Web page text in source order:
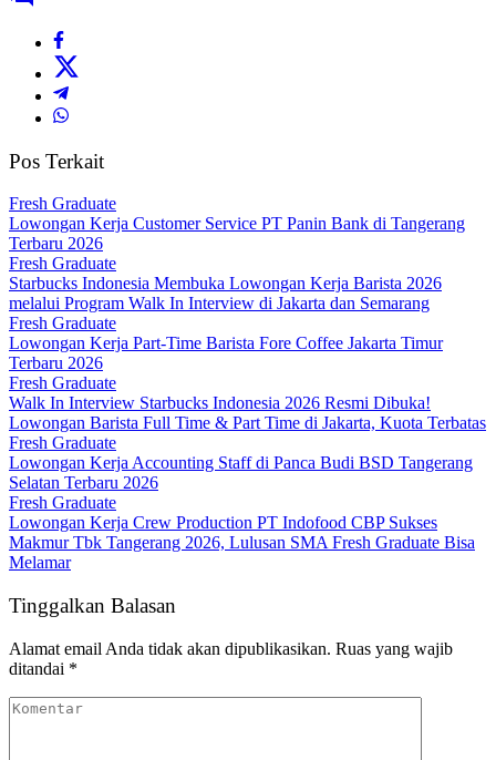
Pos Terkait
Fresh Graduate
Lowongan Kerja Customer Service PT Panin Bank di Tangerang
Terbaru 2026
Fresh Graduate
Starbucks Indonesia Membuka Lowongan Kerja Barista 2026
melalui Program Walk In Interview di Jakarta dan Semarang
Fresh Graduate
Lowongan Kerja Part-Time Barista Fore Coffee Jakarta Timur
Terbaru 2026
Fresh Graduate
Walk In Interview Starbucks Indonesia 2026 Resmi Dibuka!
Lowongan Barista Full Time & Part Time di Jakarta, Kuota Terbatas
Fresh Graduate
Lowongan Kerja Accounting Staff di Panca Budi BSD Tangerang
Selatan Terbaru 2026
Fresh Graduate
Lowongan Kerja Crew Production PT Indofood CBP Sukses
Makmur Tbk Tangerang 2026, Lulusan SMA Fresh Graduate Bisa
Melamar
Tinggalkan Balasan
Alamat email Anda tidak akan dipublikasikan. Ruas yang wajib
ditandai *